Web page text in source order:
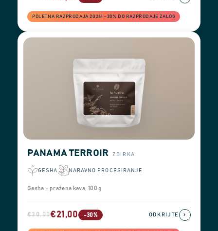
POLETNA RAZPRODAJA 2026! −30% DO RAZPRODAJE ZALOG
PANAMA TERROIR ZBIRKA
GESHA NARAVNO PROCESIRANJE
Gesha - pražena kava, 100 g
€30,00€21,00 -30% ODKRIJTE ›